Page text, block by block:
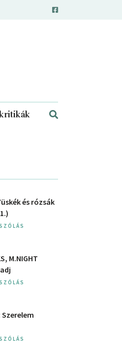
és rózsák
M.NIGHT
Szerelem